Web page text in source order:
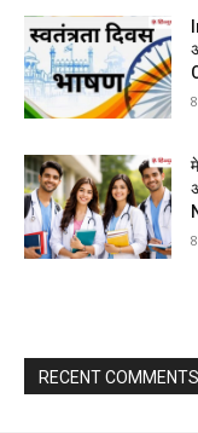
RECENT COMMENTS